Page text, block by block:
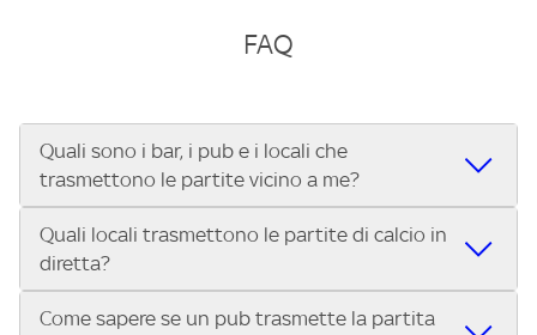
FAQ
Quali sono i bar, i pub e i locali che
trasmettono le partite vicino a me?
Se cerchi un bar, pub, ristorante o locale vicino a te per
vedere le partite di Serie A ENILIVE, la Serie C Sky Wifi, la
UEFA Champions League, la UEFA Europa League, la UEFA
Conference League, il Tennis, la Formula 1®, la MotoGP™ e
Quali locali trasmettono le partite di calcio in
diretta?
Vuoi sapere quali bar, pub o ristoranti mostrano le partite
Come sapere se un pub trasmette la partita